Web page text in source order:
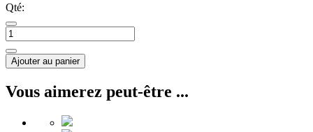
Qté:
Ajouter au panier
Vous aimerez peut-être ...